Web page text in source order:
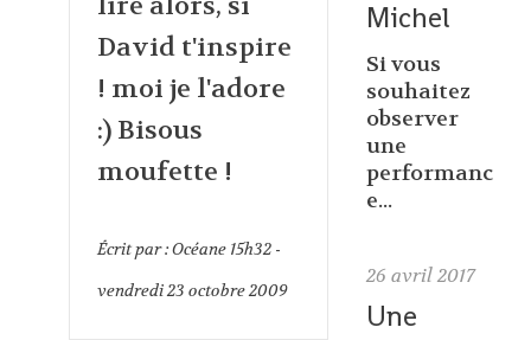
David t'inspire
! moi je l'adore
:) Bisous
moufette !
Écrit par :Océane 15h32-
vendredi 23 octobre 2009
Michel
Si vous
souhaitez
observer
une
performanc
e...
26 avril 2017
Une